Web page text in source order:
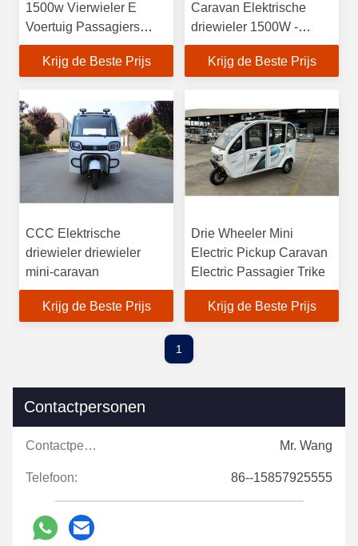
1500w Vierwieler E
Voertuig Passagiers
Luxe Batterij Auto
Krijg de Beste Prijs
Caravan Elektrische
driewieler 1500W -
3000W Motor
Krijg de Beste Prijs
CCC Elektrische
driewieler driewieler
mini-caravan
Krijg de Beste Prijs
Drie Wheeler Mini
Electric Pickup Caravan
Electric Passagier Trike
Krijg de Beste Prijs
1
Contactpersonen
Contactpersonen: Mr. Wang
Telefoon: 86--15857925555